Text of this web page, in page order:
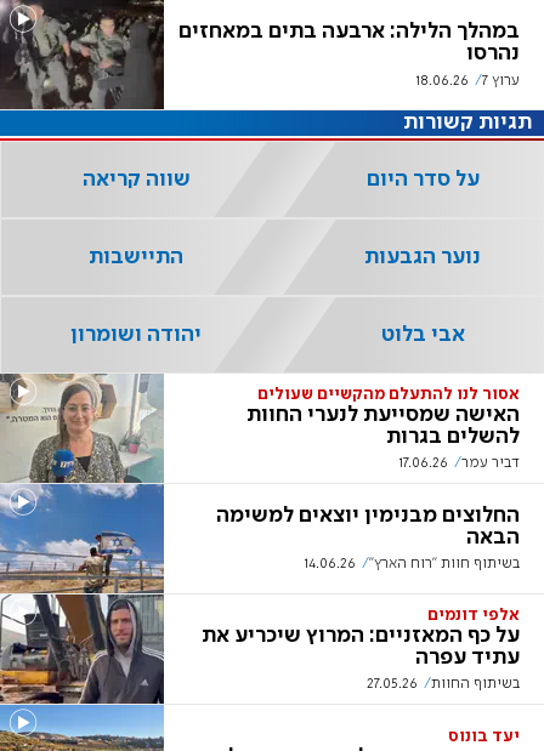
במהלך הלילה: ארבעה בתים במאחזים
נהרסו
ערוץ 7 18.06.26
אסור לנו להתעלם מהקשיים שעולים
האישה שמסייעת לנערי החוות
להשלים בגרות
דביר עמר 17.06.26
החלוצים מבנימין יוצאים למשימה
הבאה
בשיתוף חוות "רוח הארץ" 14.06.26
אלפי דונמים
על כף המאזניים: המרוץ שיכריע את
עתיד עפרה
בשיתוף החוות 27.05.26
יעד בונוס
תגיות קשורות
על סדר היום שווה קריאה
נוער הגבעות התיישבות
אבי בלוט יהודה ושומרון